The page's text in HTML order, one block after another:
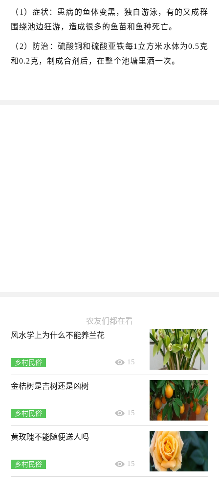
（1）症状：患病的鱼体变黑，独自游泳，有的又成群
围绕池边狂游，造成很多的鱼苗和鱼种死亡。
（2）防治：硫酸铜和硫酸亚铁每1立方米水体为0.5克
和0.2克，制成合剂后，在整个池塘里洒一次。
农友们都在看
风水学上为什么不能养兰花
乡村民俗 15
金桔树是吉树还是凶树
乡村民俗 15
黄玫瑰不能随便送人吗
乡村民俗 15